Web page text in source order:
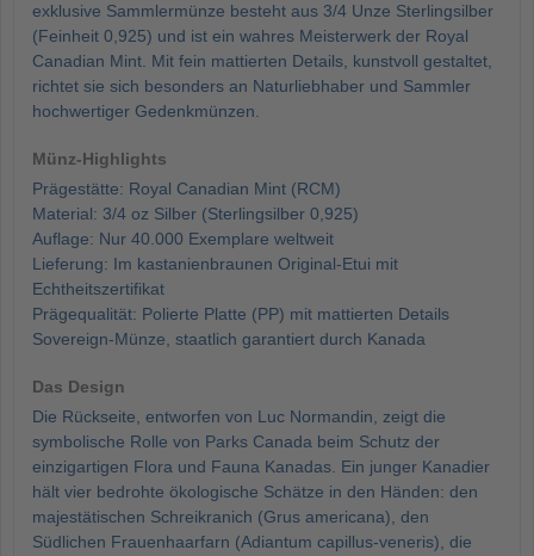
exklusive Sammlermünze besteht aus 3/4 Unze Sterlingsilber
(Feinheit 0,925) und ist ein wahres Meisterwerk der Royal
Canadian Mint. Mit fein mattierten Details, kunstvoll gestaltet,
richtet sie sich besonders an Naturliebhaber und Sammler
hochwertiger Gedenkmünzen.
Münz-Highlights
Prägestätte: Royal Canadian Mint (RCM)
Material: 3/4 oz Silber (Sterlingsilber 0,925)
Auflage: Nur 40.000 Exemplare weltweit
Lieferung: Im kastanienbraunen Original-Etui mit
Echtheitszertifikat
Prägequalität: Polierte Platte (PP) mit mattierten Details
Sovereign-Münze, staatlich garantiert durch Kanada
Das Design
Die Rückseite, entworfen von Luc Normandin, zeigt die
symbolische Rolle von Parks Canada beim Schutz der
einzigartigen Flora und Fauna Kanadas. Ein junger Kanadier
hält vier bedrohte ökologische Schätze in den Händen: den
majestätischen Schreikranich (Grus americana), den
Südlichen Frauenhaarfarn (Adiantum capillus-veneris), die